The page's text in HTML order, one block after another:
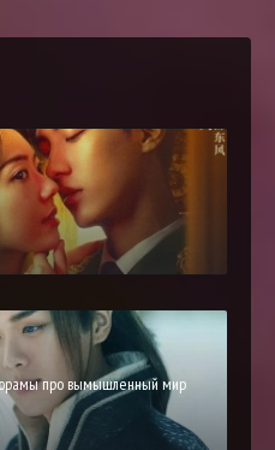
про вымышленный мир